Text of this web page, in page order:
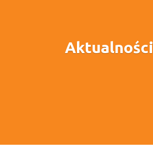
Aktualności